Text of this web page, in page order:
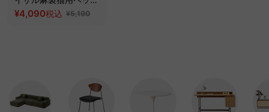
ベッド
¥4,090税込 ¥5,190